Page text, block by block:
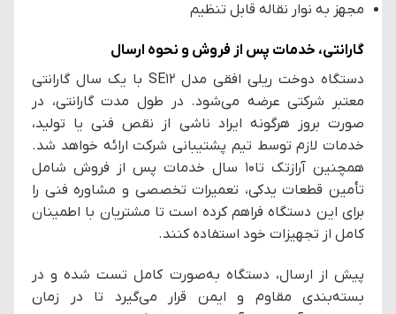
مجهز به نوار نقاله قابل تنظیم
گارانتی، خدمات پس از فروش و نحوه ارسال
دستگاه دوخت ریلی افقی مدل SE12 با یک سال گارانتی
معتبر شرکتی عرضه می‌شود. در طول مدت گارانتی، در
صورت بروز هرگونه ایراد ناشی از نقص فنی یا تولید،
خدمات لازم توسط تیم پشتیبانی شرکت ارائه خواهد شد.
همچنین آرازتک تا۱۰ سال خدمات پس از فروش شامل
تأمین قطعات یدکی، تعمیرات تخصصی و مشاوره فنی را
برای این دستگاه فراهم کرده است تا مشتریان با اطمینان
کامل از تجهیزات خود استفاده کنند.
پیش از ارسال، دستگاه به‌صورت کامل تست شده و در
بسته‌بندی مقاوم و ایمن قرار می‌گیرد تا در زمان